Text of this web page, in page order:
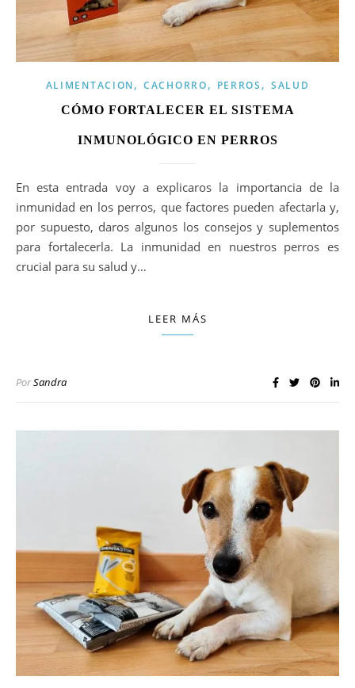
ALIMENTACION,CACHORRO, PERROS , SALUD
CÓMO FORTALECER EL SISTEMA
INMUNOLÓGICO EN PERROS
En esta entrada voy a explicaros la importancia de la
inmunidad en los perros, que factores pueden afectarla y,
por supuesto, daros algunos los consejos y suplementos
para fortalecerla. La inmunidad en nuestros perros es
crucial para su salud y…
LEER MÁS
PorSandra